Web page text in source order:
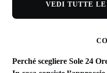
VEDI TUTTE
Perché scegliere Sole 24